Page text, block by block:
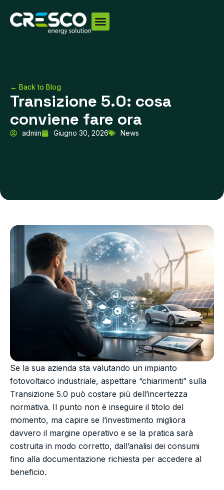
← Back to Blog
Transizione 5.0: cosa
conviene fare ora
admin Giugno 30, 2026 News
Se la sua azienda sta valutando un impianto
fotovoltaico industriale, aspettare “chiarimenti” sulla
Transizione 5.0 può costare più dell’incertezza
normativa. Il punto non è inseguire il titolo del
momento, ma capire se l’investimento migliora
davvero il margine operativo e se la pratica sarà
costruita in modo corretto, dall’analisi dei consumi
fino alla documentazione richiesta per accedere al
beneficio.